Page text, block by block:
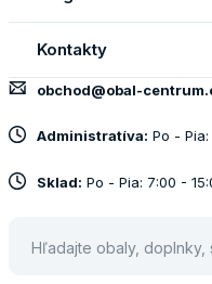
Kontakty
obchod@obal-
Administratíva: Po -
Sklad: Po - Pia: 7:00 -